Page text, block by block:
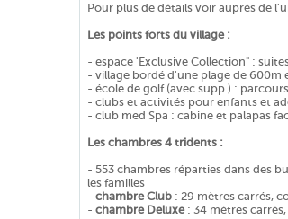
Pour plus de détails voir auprès de
Les points forts du village :
- espace 'Exclusive Collection" :
- village bordé d'une plage de 600m
- école de golf (avec supp.) :
- clubs et activités pour enfants et
- club med Spa : cabine et palapas
Les chambres 4 tridents :
- 553 chambres réparties dans des
les familles
- chambre Club : 29 mètres carrés,
- chambre Deluxe: 34 mètres